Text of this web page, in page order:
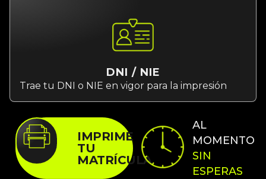
DNI / NIE
Trae tu DNI o NIE en vigor para la impresión
IMPRIME
TU
MATRÍCULA
AL
MOMENTO
SIN
ESPERAS